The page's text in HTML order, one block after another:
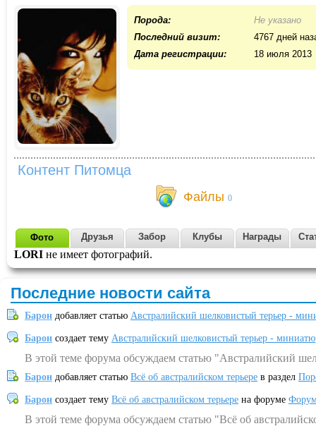
Порода:
Не указано
Последний визит:
4767 дней
Дата регистрации:
18 июля 2013
Контент Питомца
Файлы 0
Фото Друзья Забор Клубы Награды
LORI не имеет фотографий.
Последние новости сайта
Барон добавляет статью Австралийский шелковистый терьер -
Барон создает тему Австралийский шелковистый терьер -
В этой теме форума обсуждаем статью "Австралийский
Барон добавляет статью Всё об австралийском терьере в раздел
Барон создает тему Всё об австралийском терьере на форуме
В этой теме форума обсуждаем статью "Всё об